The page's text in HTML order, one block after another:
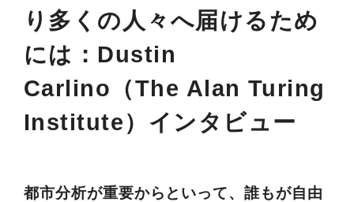
り多くの人々へ届けるため
には：Dustin
Carlino（The Alan Turing
Institute）インタビュー
都市分析が重要からといって、誰もが自由